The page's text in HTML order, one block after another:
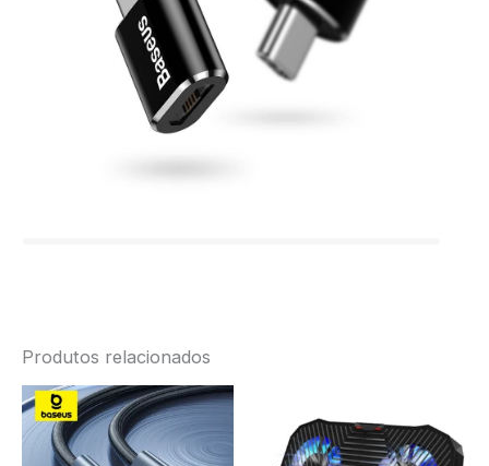
Produtos relacionados